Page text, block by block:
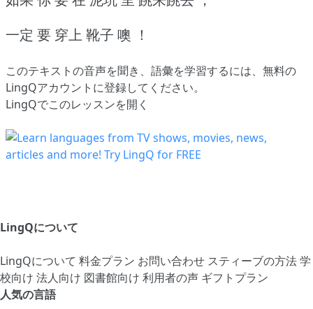
一定 要 穿上 靴子 噢 ！
このテキストの音声を聞き、語彙を学習するには、 無料の
LingQアカウントに登録してください。
LingQでこのレッスンを開く
LingQについて
LingQについて 料金プラン お問い合わせ スティーブの方法学
校向け 法人向け 図書館向け 利用者の声 ギフトプラン
人気の言語